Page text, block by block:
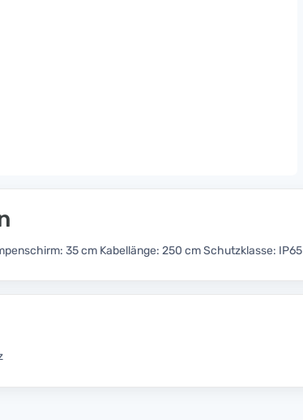
35 cm Kabellänge: 250 cm Schutzklasse: IP65